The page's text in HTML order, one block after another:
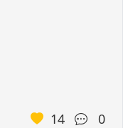
14 0